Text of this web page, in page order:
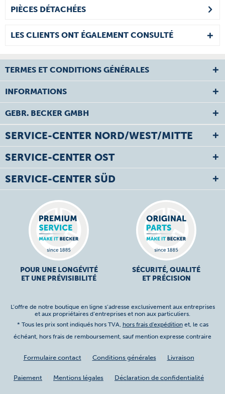
PIÈCES DÉTACHÉES
LES CLIENTS ONT ÉGALEMENT CONSULTÉ
TERMES ET CONDITIONS GÉNÉRALES
INFORMATIONS
GEBR. BECKER GMBH
SERVICE-CENTER NORD/WEST/MITTE
SERVICE-CENTER OST
SERVICE-CENTER SÜD
POUR UNE LONGÉVITÉ
ET UNE PRÉVISIBILITÉ
SÉCURITÉ, QUALITÉ
ET PRÉCISION
L’offre de notre boutique en ligne s’adresse exclusivement aux entreprises
et aux propriétaires d’entreprises et non aux particuliers.
* Tous les prix sont indiqués hors TVA, hors frais d'expéditionet, le cas
échéant, hors frais de remboursement, sauf mention expresse contraire
Formulaire contact Conditions générales Livraison
Paiement Mentions légales Déclaration de confidentialité